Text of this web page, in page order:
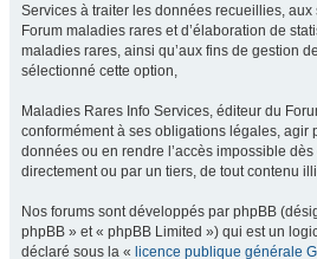
Services à traiter les données recueillies,
Forum maladies rares et d’élaboration de
maladies rares, ainsi qu’aux fins de gestion
sélectionné cette option,
Maladies Rares Info Services, éditeur du
conformément à ses obligations légales, agir
données ou en rendre l’accès impossible
directement ou par un tiers, de tout contenu
Nos forums sont développés par phpBB
phpBB » et « phpBB Limited ») qui est un
déclaré sous la « licence publique générale